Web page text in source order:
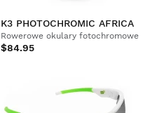
K3 PHOTOCHROMIC AFRICA
Rowerowe okulary fotochromowe
$84.95